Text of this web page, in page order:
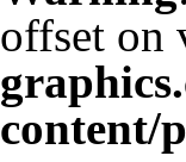
offset
content/